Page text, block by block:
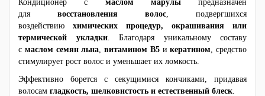
Кондиционер с
маслом марулы
предназначен
для
восстановления волос, подвергшихся
воздействию
химических процедур, окрашивания или
термической укладки. Благодаря уникальному составу
с маслом семян льна, витамином B5 и кератином, средство
стимулирует рост волос и уменьшает их ломкость.
Эффективно борется с секущимися кончиками, придавая
волосам гладкость, шелковистость и естественный блеск.